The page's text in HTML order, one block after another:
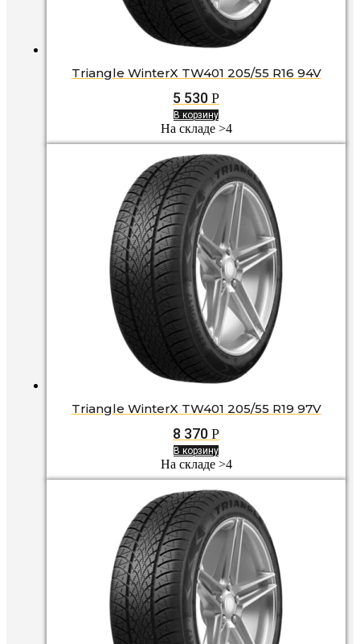
Triangle WinterX TW401 205/55 R16 94V
5 530 Р
В корзину
На складе >4
Triangle WinterX TW401 205/55 R19 97V
8 370 Р
В корзину
На складе >4